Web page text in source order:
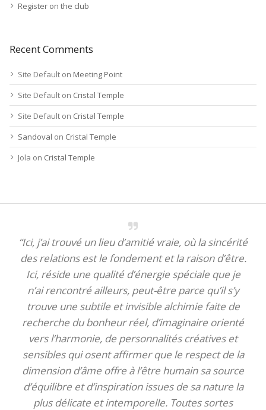
Register on the club
Recent Comments
Site Default on Meeting Point
Site Default on Cristal Temple
Site Default on Cristal Temple
Sandoval on Cristal Temple
Jola on Cristal Temple
“Ici, j’ai trouvé un lieu d’amitié vraie, où la sincérité
des relations est le fondement et la raison d’être.
Ici, réside une qualité d’énergie spéciale que je
n’ai rencontré ailleurs, peut-être parce qu’il s’y
trouve une subtile et invisible alchimie faite de
recherche du bonheur réel, d’imaginaire orienté
vers l’harmonie, de personnalités créatives et
sensibles qui osent affirmer que le respect de la
dimension d’âme offre à l’être humain sa source
d’équilibre et d’inspiration issues de sa nature la
plus délicate et intemporelle. Toutes sortes